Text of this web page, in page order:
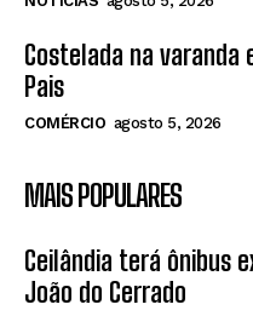
Costelada na varanda
Pais
COMÉRCIO agosto 5, 2026
MAIS POPULARES
Ceilândia terá ônibus
João do Cerrado